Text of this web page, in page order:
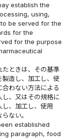
establish the
using,
be served for the
for the
for the purpose
たときは、その基準
製造し、加工し、使
わない方法による
し、又はその規格に
、加工し、使用
ない。
established
paragraph, food